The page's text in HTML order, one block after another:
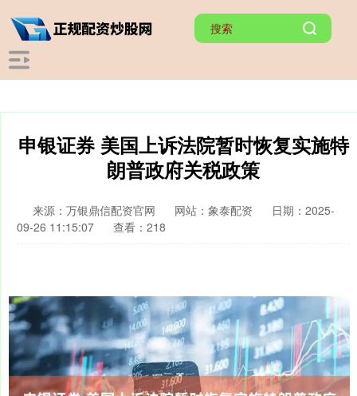
申银证券 美国上诉法院暂时恢复实施特
朗普政府关税政策
来源：万银鼎信配资官网 网站：象泰配资
日期：2025-
09-26 11:15:07
查看：218